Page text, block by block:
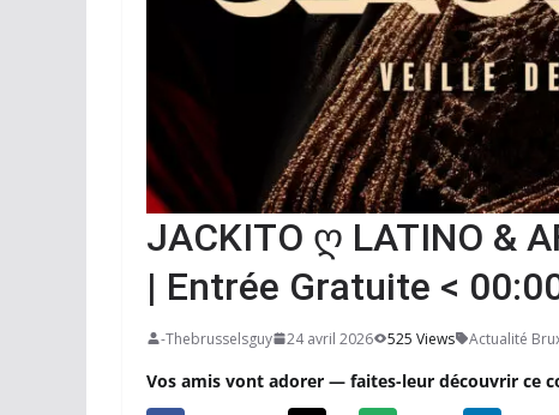
JACKITO ღ LATINO &
| Entrée Gratuite <
-Thebrusselsguy 24 avril 2026 525 Views Actualité
Vos amis vont adorer — faites-leur découvrir ce